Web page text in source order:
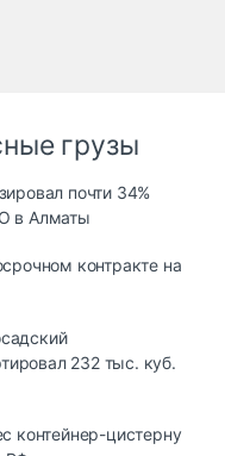
грузы
почти 34%
в Алматы
контракте на
232 тыс. куб.
контейнер-цистерну